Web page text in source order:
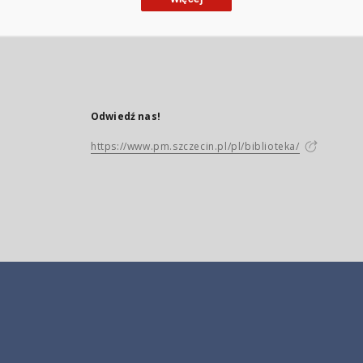
Odwiedź nas!
https://www.pm.szczecin.pl/pl/biblioteka/